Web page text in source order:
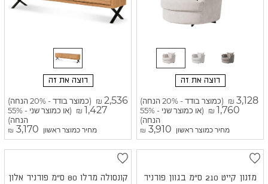
רוצה את זה
₪ 3,128 (כמוצר בודד - 20% הנחה)
₪ 1,760
(או כמוצר שני - 55%
הנחה)
מחיר כמוצר ראשון ₪ 3,910
רוצה את זה
₪ 2,536 (כמוצר בודד - 20% הנחה)
₪ 1,427
(או כמוצר שני - 55%
הנחה)
מחיר כמוצר ראשון ₪ 3,170
מזנון קייט 210 ס"מ בגוון פורניר
קונסולה מרלו 80 ס"מ פורניר אלון